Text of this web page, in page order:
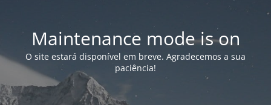
Maintenance mode is on
O site estará disponível em breve. Agradecemos a sua
paciência!